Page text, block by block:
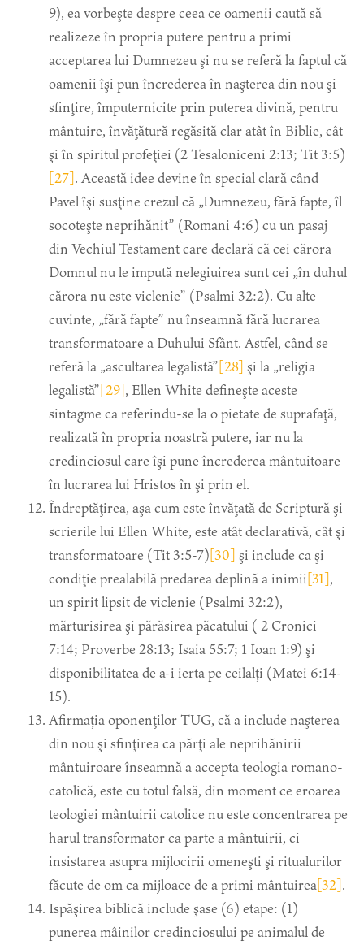
9), ea vorbeşte despre ceea ce oamenii caută să
realizeze în propria putere pentru a primi
acceptarea lui Dumnezeu şi nu se referă la faptul că
oamenii îşi pun încrederea în naşterea din nou şi
sfinţire, împuternicite prin puterea divină, pentru
mântuire, învăţătură regăsită clar atât în Biblie, cât
şi în spiritul profeţiei (2 Tesaloniceni 2:13; Tit 3:5)
[27]. Această idee devine în special clară când
Pavel îşi susţine crezul că „Dumnezeu, fără fapte, îl
socoteşte neprihănit” (Romani 4:6) cu un pasaj
din Vechiul Testament care declară că cei cărora
Domnul nu le impută nelegiuirea sunt cei „în duhul
cărora nu este viclenie” (Psalmi 32:2). Cu alte
cuvinte, „fără fapte” nu înseamnă fără lucrarea
transformatoare a Duhului Sfânt. Astfel, când se
referă la „ascultarea legalistă”[28] şi la „religia
legalistă”[29], Ellen White defineşte aceste
sintagme ca referindu-se la o pietate de suprafaţă,
realizată în propria noastră putere, iar nu la
credinciosul care îşi pune încrederea mântuitoare
în lucrarea lui Hristos în şi prin el.
Îndreptăţirea, aşa cum este învăţată de Scriptură şi
scrierile lui Ellen White, este atât declarativă, cât şi
transformatoare (Tit 3:5-7)[30] şi include ca şi
condiţie prealabilă predarea deplină a inimii[31],
un spirit lipsit de viclenie (Psalmi 32:2),
mărturisirea şi părăsirea păcatului ( 2 Cronici
7:14; Proverbe 28:13; Isaia 55:7; 1 Ioan 1:9) şi
disponibilitatea de a-i ierta pe ceilalți (Matei 6:14-
15).
Afirmația oponenţilor TUG, că a include naşterea
din nou şi sfinţirea ca părţi ale neprihănirii
mântuiroare înseamnă a accepta teologia romano-
catolică, este cu totul falsă, din moment ce eroarea
teologiei mântuirii catolice nu este concentrarea pe
harul transformator ca parte a mântuirii, ci
insistarea asupra mijlocirii omeneşti şi ritualurilor
făcute de om ca mijloace de a primi mântuirea[32].
Ispăşirea biblică include şase (6) etape: (1)
punerea mâinilor credinciosului pe animalul de